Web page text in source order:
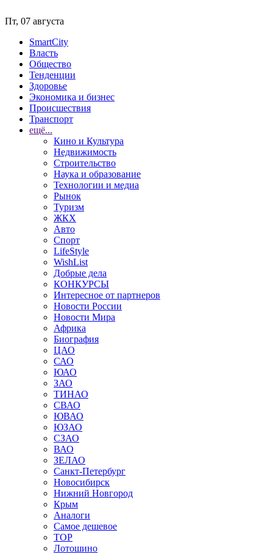
Пт, 07 августа
SmartCity
Власть
Общество
Тенденции
Здоровье
Экономика и бизнес
Происшествия
Транспорт
ещё...
Кино и Культура
Недвижимость
Строительство
Наука и образование
Технологии и медиа
Рынок
Туризм
ЖКХ
Авто
Спорт
LifeStyle
WishList
Добрые дела
КОНКУРСЫ
Интересное от партнеров
Новости России
Новости Мира
Африка
Биография
ЦАО
САО
ЮАО
ЗАО
ТИНАО
СВАО
ЮВАО
ЮЗАО
СЗАО
ВАО
ЗЕЛАО
Санкт-Петербург
Новосибирск
Нижний Новгород
Крым
Аналоги
Самое дешевое
TOP
Лотошино